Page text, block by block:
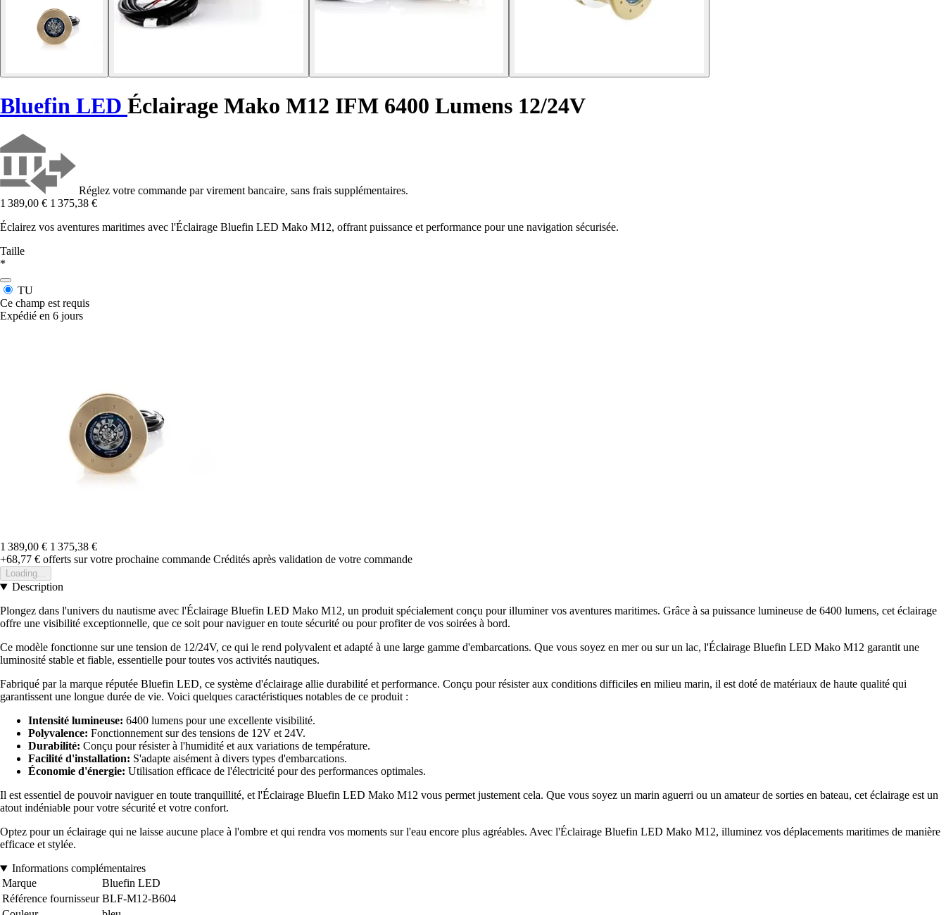
Bluefin LED Éclairage Mako M12 IFM 6400 Lumens 12/24V
Réglez votre commande par virement bancaire, sans frais supplémentaires.
1 389,00 € 1 375,38 €
Éclairez vos aventures maritimes avec l'Éclairage Bluefin LED Mako M12, offrant puissance et performance pour une navigation sécurisée.
Taille
*
TU
Ce champ est requis
Expédié en 6 jours
1 389,00 € 1 375,38 €
+68,77 € offerts sur votre prochaine commande Crédités après validation de votre commande
Loading...
Description
Plongez dans l'univers du nautisme avec l'Éclairage Bluefin LED Mako M12, un produit spécialement conçu pour illuminer vos aventures maritimes. Grâce à sa puissance lumineuse de 6400 lumens, cet éclairage
offre une visibilité exceptionnelle, que ce soit pour naviguer en toute sécurité ou pour profiter de vos soirées à bord.
Ce modèle fonctionne sur une tension de 12/24V, ce qui le rend polyvalent et adapté à une large gamme d'embarcations. Que vous soyez en mer ou sur un lac, l'Éclairage Bluefin LED Mako M12 garantit une
luminosité stable et fiable, essentielle pour toutes vos activités nautiques.
Fabriqué par la marque réputée Bluefin LED, ce système d'éclairage allie durabilité et performance. Conçu pour résister aux conditions difficiles en milieu marin, il est doté de matériaux de haute qualité qui
garantissent une longue durée de vie. Voici quelques caractéristiques notables de ce produit :
Intensité lumineuse: 6400 lumens pour une excellente visibilité.
Polyvalence: Fonctionnement sur des tensions de 12V et 24V.
Durabilité: Conçu pour résister à l'humidité et aux variations de température.
Facilité d'installation: S'adapte aisément à divers types d'embarcations.
Économie d'énergie: Utilisation efficace de l'électricité pour des performances optimales.
Il est essentiel de pouvoir naviguer en toute tranquillité, et l'Éclairage Bluefin LED Mako M12 vous permet justement cela. Que vous soyez un marin aguerri ou un amateur de sorties en bateau, cet éclairage est un
atout indéniable pour votre sécurité et votre confort.
Optez pour un éclairage qui ne laisse aucune place à l'ombre et qui rendra vos moments sur l'eau encore plus agréables. Avec l'Éclairage Bluefin LED Mako M12, illuminez vos déplacements maritimes de manière
efficace et stylée.
Informations complémentaires
Marque
Bluefin LED
Référence fournisseur BLF-M12-B604